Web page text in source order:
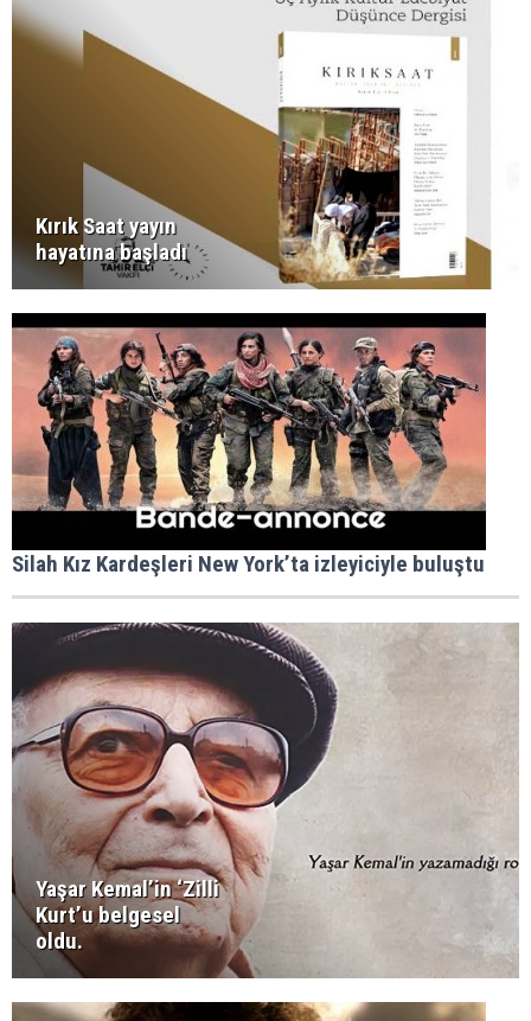
Kırık Saat yayın
hayatına başladı
Silah Kız Kardeşleri New York’ta izleyiciyle buluştu
Yaşar Kemal’in ‘Zilli
Kurt’u belgesel
oldu.